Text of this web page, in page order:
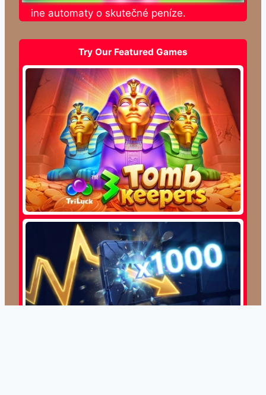
online automaty o skutečné peníze.
Try Our Featured Games